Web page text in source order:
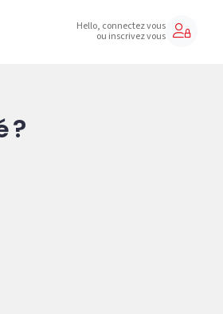
Hello, connectez vous
ou inscrivez vous
?